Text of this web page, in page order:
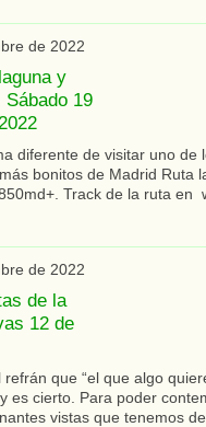
de 2022
y
19
diferente de visitar uno de
bonitos de Madrid Ruta
Track de la ruta en
de 2022
de la
12 de
refrán que “el que algo
es cierto. Para poder
vistas que tenemos